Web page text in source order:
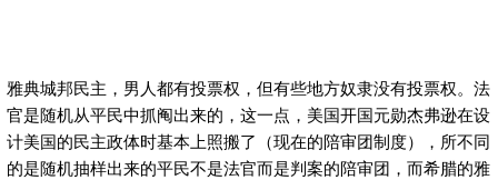
雅典城邦民主，男人都有投票权，但有些地方奴隶没有投票权。法
官是随机从平民中抓阄出来的，这一点，美国开国元勋杰弗逊在设
计美国的民主政体时基本上照搬了（现在的陪审团制度），所不同
的是随机抽样出来的平民不是法官而是判案的陪审团，而希腊的雅